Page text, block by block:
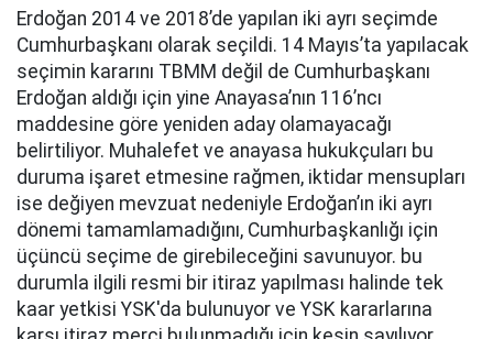
Erdoğan 2014 ve 2018’de yapılan iki ayrı seçimde
Cumhurbaşkanı olarak seçildi. 14 Mayıs’ta yapılacak
seçimin kararını TBMM değil de Cumhurbaşkanı
Erdoğan aldığı için yine Anayasa’nın 116’ncı
maddesine göre yeniden aday olamayacağı
belirtiliyor. Muhalefet ve anayasa hukukçuları bu
duruma işaret etmesine rağmen, iktidar mensupları
ise değiyen mevzuat nedeniyle Erdoğan’ın iki ayrı
dönemi tamamlamadığını, Cumhurbaşkanlığı için
üçüncü seçime de girebileceğini savunuyor. bu
durumla ilgili resmi bir itiraz yapılması halinde tek
kaar yetkisi YSK'da bulunuyor ve YSK kararlarına